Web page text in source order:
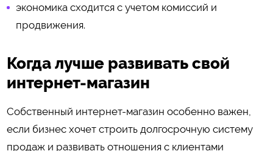
экономика сходится с учетом комиссий и
продвижения.
Когда лучше развивать свой
интернет-магазин
Собственный интернет-магазин особенно важен,
если бизнес хочет строить долгосрочную систему
продаж и развивать отношения с клиентами